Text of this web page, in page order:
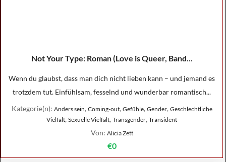
Not Your Type: Roman (Love is Queer, Band...
Wenn du glaubst, dass man dich nicht lieben kann – und jemand es
trotzdem tut. Einfühlsam, fesselnd und wunderbar romantisch...
Kategorie(n): Anders sein, Coming-out, Gefühle, Gender, Geschlechtliche
Vielfalt, Sexuelle Vielfalt, Transgender, Transident
Von: Alicia Zett
€0